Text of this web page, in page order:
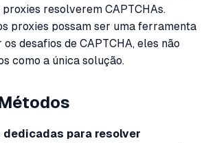
resolverem CAPTCHAs.
proxies possam ser uma ferramenta
desafios de CAPTCHA, eles não
como a única solução.
dedicadas para resolver